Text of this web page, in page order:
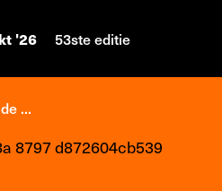
'26 53ste editie
...